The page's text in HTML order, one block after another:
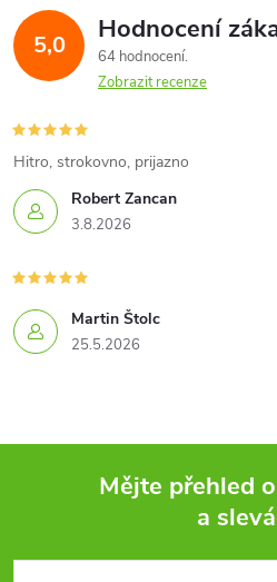
d
a
c
í
p
r
v
k
v
5,0 Hodnocení
64 hodnocení
Zobrazit recenze
Robert Zancan
3.8.2026
Hitro, strokovno, prijazno
Martin Štolc
25.5.2026
Mějte přehled
a